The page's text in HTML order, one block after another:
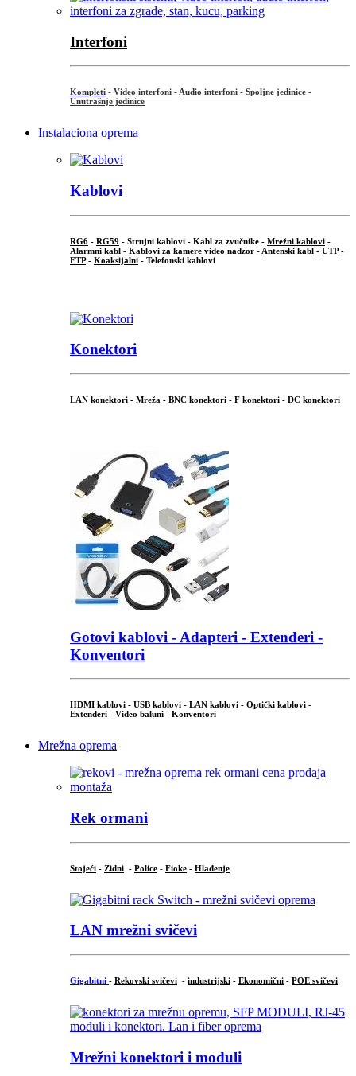
Interfoni
Kompleti - Video interfoni - Audio interfoni - Spoljne jedinice -
Unutrašnje jedinice
Instalaciona oprema
Kablovi
RG6 - RG59 - Strujni kablovi - Kabl za zvučnike - Mrežni kablovi -
Alarmni kabl - Kablovi za kamere video nadzor - Antenski kabl - UTP-
FTP- Koaksijalni - Telefonski kablovi
Konektori
LAN konektori - Mreža - BNC konektori - F konektori - DC konektori
Gotovi kablovi - Adapteri - Extenderi -
Konventori
HDMI kablovi - USB kablovi - LAN kablovi - Optički kablovi -
Extenderi - Video baluni - Konventori
Mrežna oprema
Rek ormani
Stojeći - Zidni - Police - Fioke - Hlađenje
LAN mrežni svičevi
Gigabitni - Rekovski svičevi - industrijski - Ekonomični - POE svičevi
Mrežni konektori i moduli